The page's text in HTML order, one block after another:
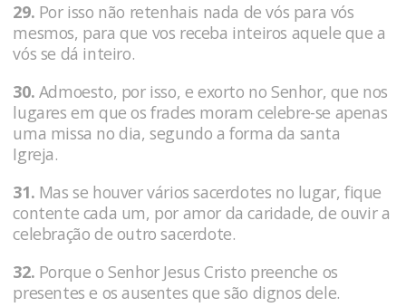
29. Por isso não retenhais nada de vós para vós
mesmos, para que vos receba inteiros aquele que a
vós se dá inteiro.
30. Admoesto, por isso, e exorto no Senhor, que nos
lugares em que os frades moram celebre-se apenas
uma missa no dia, segundo a forma da santa
Igreja.
31. Mas se houver vários sacerdotes no lugar, fique
contente cada um, por amor da caridade, de ouvir a
celebração de outro sacerdote.
32. Porque o Senhor Jesus Cristo preenche os
presentes e os ausentes que são dignos dele.